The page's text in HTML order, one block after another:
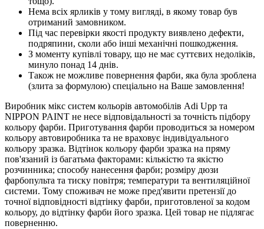
Нема всіх ярликів у тому вигляді, в якому товар був
отриманий замовником.
Під час перевірки якості продукту виявлено дефекти,
подряпини, сколи або інші механічні пошкодження.
З моменту купівлі товару, що не має суттєвих недоліків,
минуло понад 14 днів.
Також не можливе повернення фарби, яка була зроблена
(злита за формулою) спеціально на Ваше замовлення!
Виробник мікс систем кольорів автомобілів Adi Upp та
NIPPON PAINT не несе відповідальності за точність підбору
кольору фарби. Приготування фарби проводиться за номером
кольору автовиробника та не враховує індивідуального
кольору зразка. Відтінок кольору фарби зразка на пряму
пов'язаний із багатьма факторами: кількістю та якістю
розчинника; способу нанесення фарби; розміру дюзи
фарбопульта та тиску повітря; температури та вентиляційної
системи. Тому споживач не може пред'явити претензії до
точної відповідності відтінку фарби, приготовленої за кодом
кольору, до відтінку фарби його зразка. Цей товар не підлягає
поверненню.